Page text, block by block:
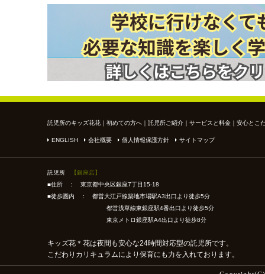
託児所のキッズ花花 ｜ 初めての方へ ｜ 託児所ご紹介 ｜ サービスと料金 ｜ 安心とこ
ENGLISH 会社概要 個人情報保護方針 サイトマップ
託児所
【銀座店】
■住所 ： 東京都中央区銀座7丁目15-18
■徒歩圏内 ： 都営大江戸線築地市場駅A3出口より徒歩5分
都営浅草線東銀座駅4番出口より徒歩5分
東京メトロ銀座駅A4出口より徒歩8分
キッズ花＊花は夜間も安心な24時間対応型の託児所です。
こだわりカリキュラムにより保育にも力を入れております。